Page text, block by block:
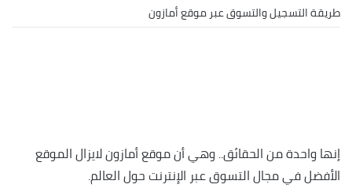
طريقة التسجيل والتسوق عبر موقع أمازون
إنها واحدة من الحقائق.. وهي أن موقع أمازون لايزال الموقع
الأفضل في مجال التسوق عبر الإنترنت حول العالم.